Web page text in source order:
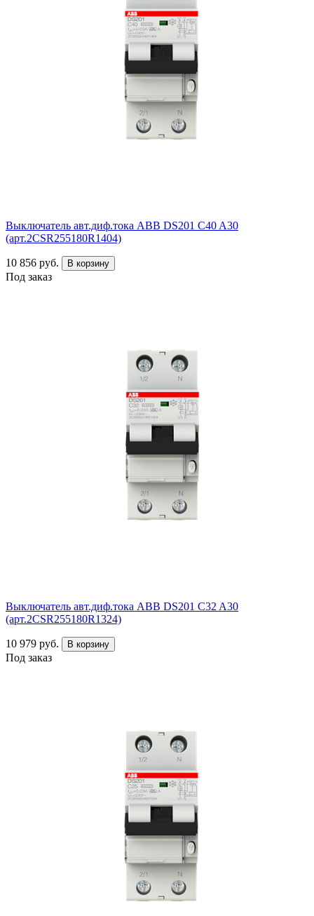
Выключатель авт.диф.тока ABB DS201 C40 A30
(арт.2CSR255180R1404)
10 856 руб. В корзину
Под заказ
Выключатель авт.диф.тока ABB DS201 C32 A30
(арт.2CSR255180R1324)
10 979 руб. В корзину
Под заказ